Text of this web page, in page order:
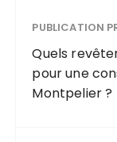
PUBLICATION
Quels
pour une
Montpelier ?